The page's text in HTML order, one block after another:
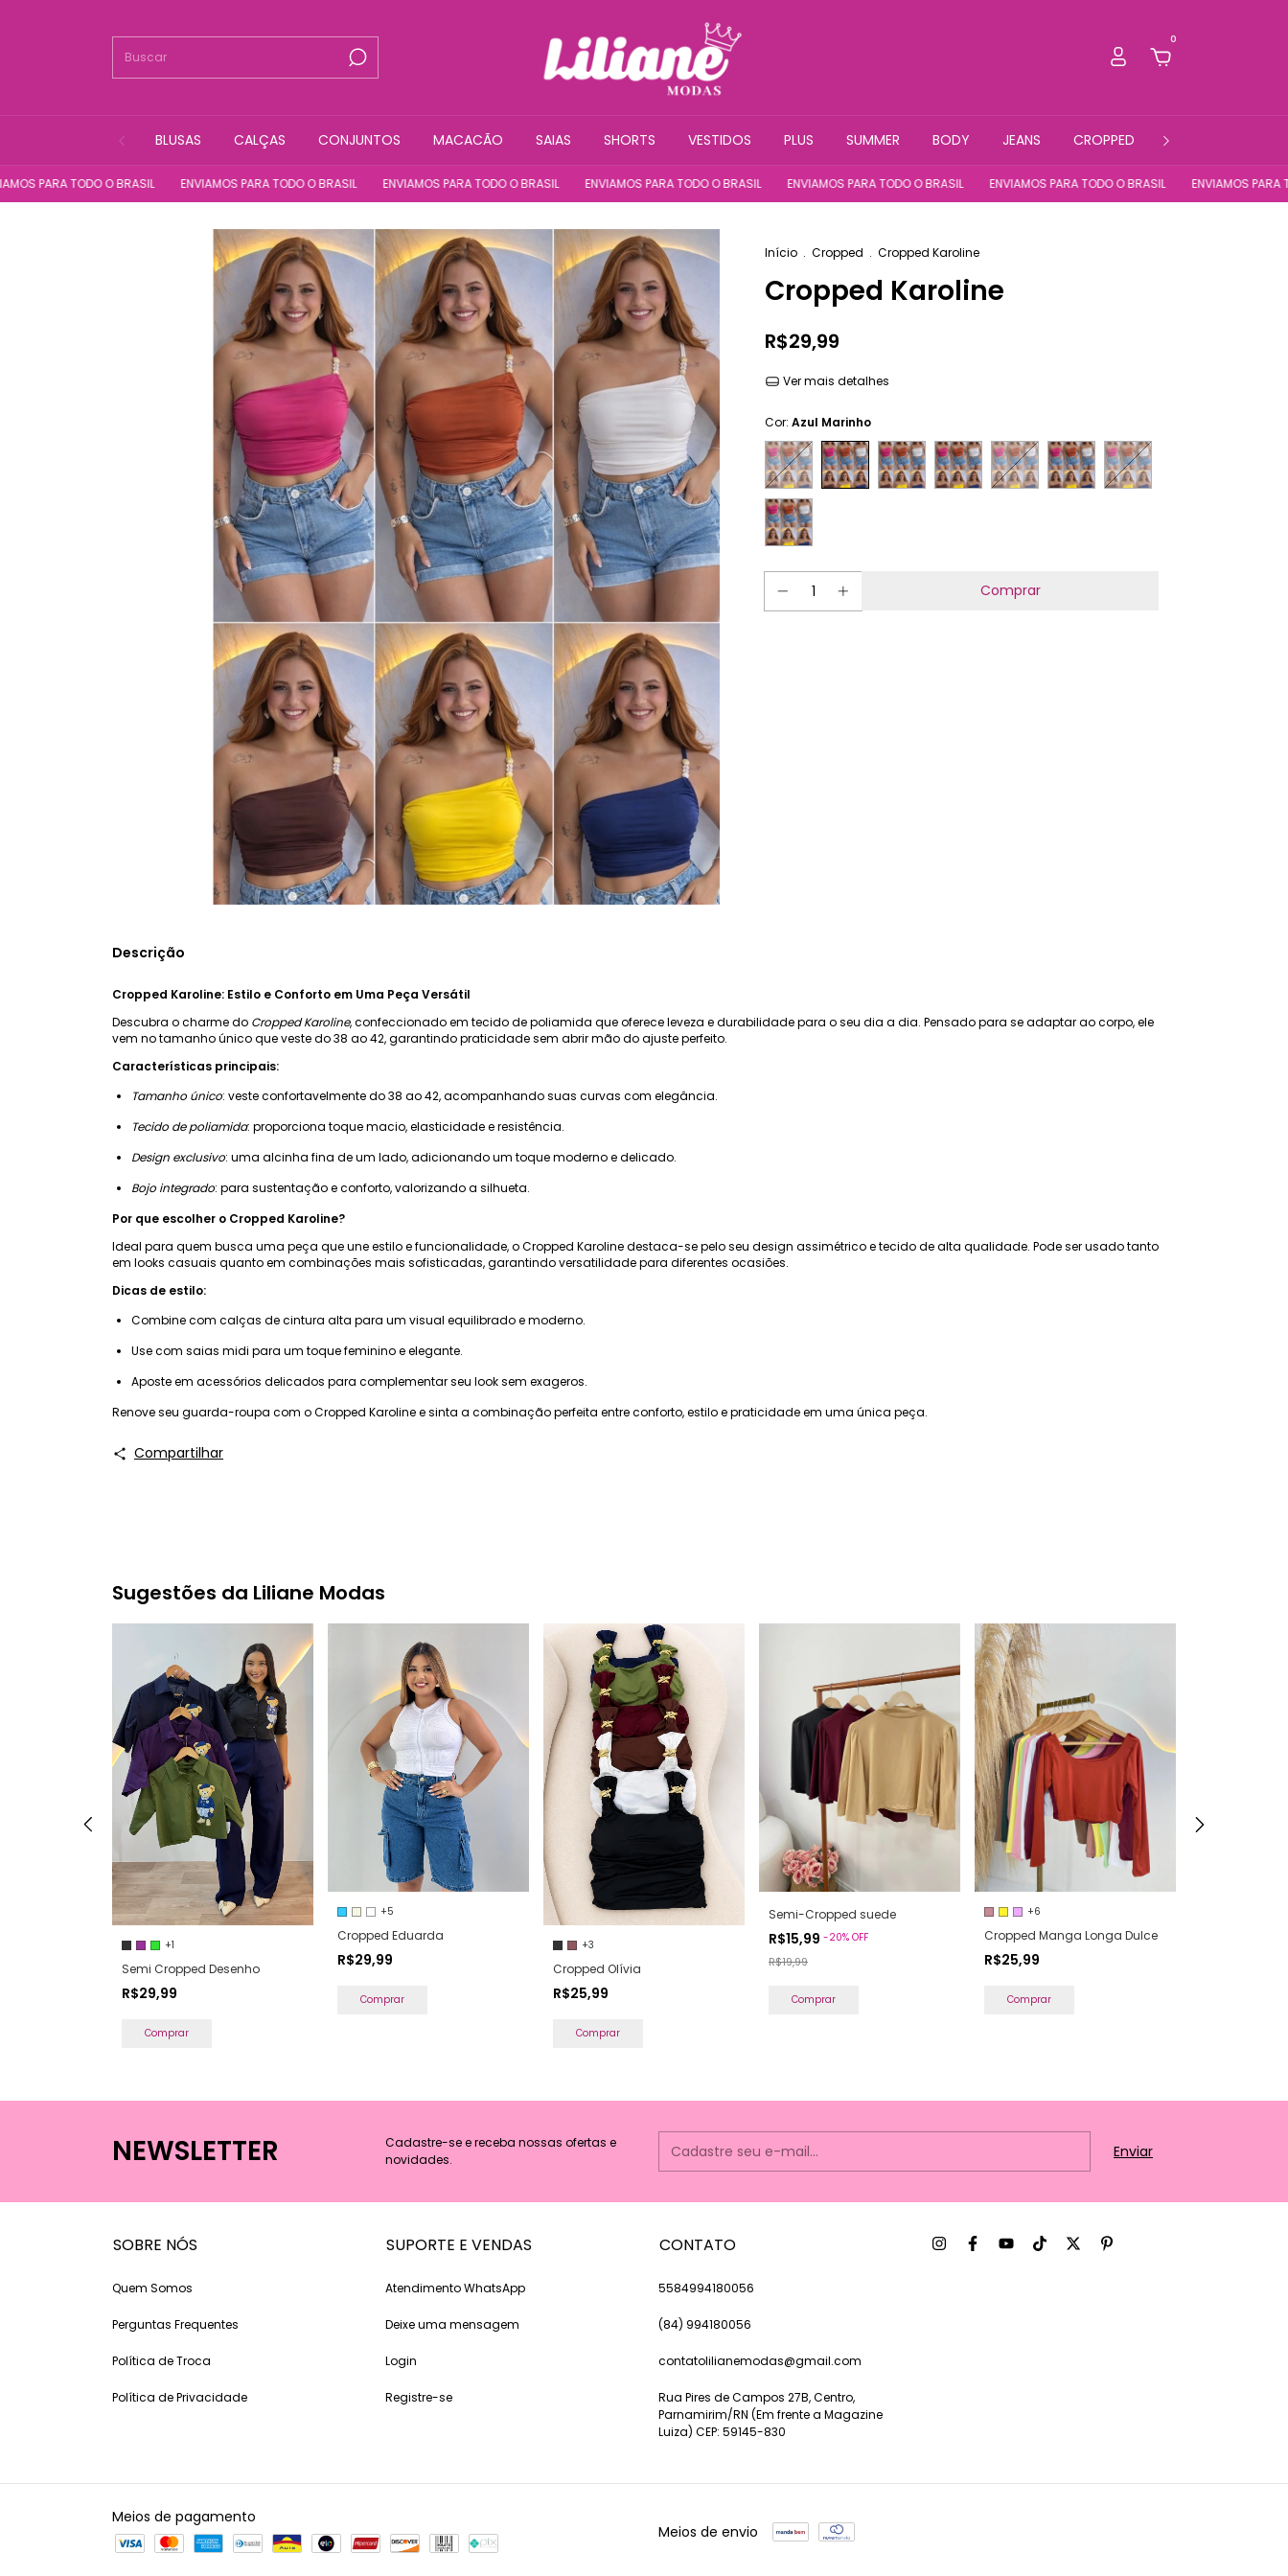
0
BLUSAS CALÇAS CONJUNTOS MACACÃO SAIAS SHORTS VESTIDOS PLUS SUMMER BODY JEANS CROPPED FITNESS
TODO O BRASIL ENVIAMOS PARA TODO O BRASIL ENVIAMOS PARA TODO O BRASIL ENVIAMOS PARA TODO O BRASIL ENVIAMOS PARA TODO O BRASIL ENVIAMOS PARA TODO O BRASIL ENVIAMOS PARA TODO O
Início . Cropped . Cropped Karoline
Cropped Karoline
R$29,99
Ver mais detalhes
Cor: Azul Marinho
Descrição
Cropped Karoline: Estilo e Conforto em Uma Peça Versátil
Descubra o charme do Cropped Karoline, confeccionado em tecido de poliamida que oferece leveza e durabilidade para o seu dia a dia. Pensado para se adaptar ao corpo, ele
vem no tamanho único que veste do 38 ao 42, garantindo praticidade sem abrir mão do ajuste perfeito.
Características principais:
Tamanho único: veste confortavelmente do 38 ao 42, acompanhando suas curvas com elegância.
Tecido de poliamida: proporciona toque macio, elasticidade e resistência.
Design exclusivo: uma alcinha fina de um lado, adicionando um toque moderno e delicado.
Bojo integrado: para sustentação e conforto, valorizando a silhueta.
Por que escolher o Cropped Karoline?
Ideal para quem busca uma peça que une estilo e funcionalidade, o Cropped Karoline destaca-se pelo seu design assimétrico e tecido de alta qualidade. Pode ser usado tanto
em looks casuais quanto em combinações mais sofisticadas, garantindo versatilidade para diferentes ocasiões.
Dicas de estilo:
Combine com calças de cintura alta para um visual equilibrado e moderno.
Use com saias midi para um toque feminino e elegante.
Aposte em acessórios delicados para complementar seu look sem exageros.
Renove seu guarda-roupa com o Cropped Karoline e sinta a combinação perfeita entre conforto, estilo e praticidade em uma única peça.
Compartilhar
Sugestões da Liliane Modas
+1
Semi Cropped Desenho
R$29,99
Comprar
+5
Cropped Eduarda
R$29,99
Comprar
+3
Cropped Olívia
R$25,99
Comprar
Semi-Cropped suede
R$15,99 -20% OFF
R$19,99
Comprar
+6
Cropped Manga Longa Dulce
R$25,99
Comprar
NEWSLETTER
Cadastre-se e receba nossas ofertas e
novidades.
SOBRE NÓS
Quem Somos
Perguntas Frequentes
Política de Troca
Política de Privacidade
SUPORTE E VENDAS
Atendimento WhatsApp
Deixe uma mensagem
Login
Registre-se
CONTATO
5584994180056
(84) 994180056
contatolilianemodas@gmail.com
Rua Pires de Campos 27B, Centro,
Parnamirim/RN (Em frente a Magazine
Luiza) CEP: 59145-830
Meios de pagamento
Meios de envio